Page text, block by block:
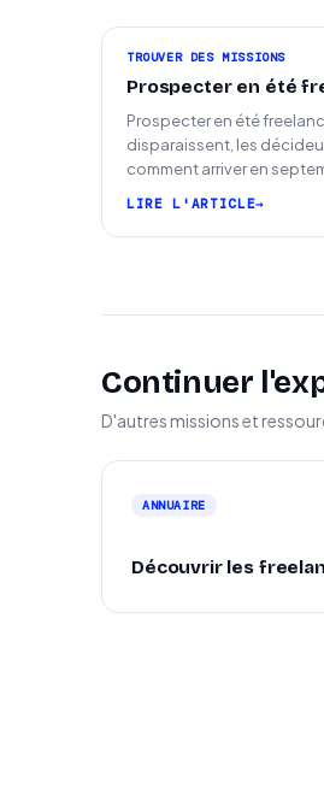
TROUVER DES MISSIONS
Prospecter en été
Prospecter en été
disparaissent, les
comment arriver en
LIRE L'ARTICLE
Continuer
D'autres missions et
ANNUAIRE
Découvrir les